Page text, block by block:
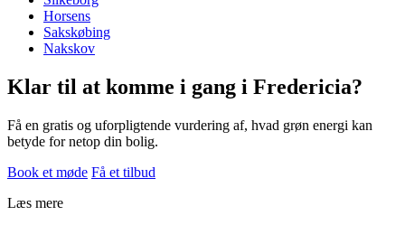
Horsens
Sakskøbing
Nakskov
Klar til at komme i gang i Fredericia?
Få en gratis og uforpligtende vurdering af, hvad grøn energi kan
betyde for netop din bolig.
Book et møde Få et tilbud
Læs mere